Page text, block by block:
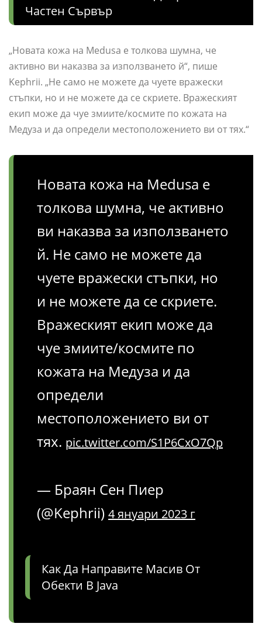
Частен Сървър
„Новата кожа на Medusa е толкова шумна, че
активно ви наказва за използването й“, пише
Kephrii. „Не само не можете да чуете вражески
стъпки, но и не можете да се скриете. Вражеският
екип може да чуе змиите/космите по кожата на
Медуза и да определи местоположението ви от тях.“
Новата кожа на Medusa е
толкова шумна, че активно
ви наказва за използването
й. Не само не можете да
чуете вражески стъпки, но
и не можете да се скриете.
Вражеският екип може да
чуе змиите/космите по
кожата на Медуза и да
определи
местоположението ви от
тях. pic.twitter.com/S1P6CxO7Qp
— Браян Сен Пиер
(@Kephrii) 4 януари 2023 г
Как Да Направите Масив От
Обекти В Java